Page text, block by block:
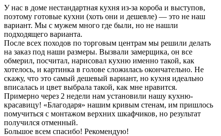
У нас в доме нестандартная кухня из-за короба и выступов,
поэтому готовые кухни (хоть они и дешевле) — это не наш
вариант. Мы с мужем много где были, но не нашли
подходящего варианта.
После всех походов по торговым центрам мы решили делать
на заказ под наши размеры. Вызвали замерщика, он все
обмерил, посчитал, нарисовал кухню именно такой, как
хотелось, и картинка в голове сложилась окончательно. Не
скажу, что это самый дешевый вариант, но кухня идеально
вписалась и цвет выбрала такой, как мне нравится.
Примерно через 2 недели нам установили нашу кухню-
красавицу! «Благодаря» нашим кривым стенам, им пришлось
помучиться с монтажом верхних шкафчиков, но результат
получился отменный.
Большое всем спасибо! Рекомендую!